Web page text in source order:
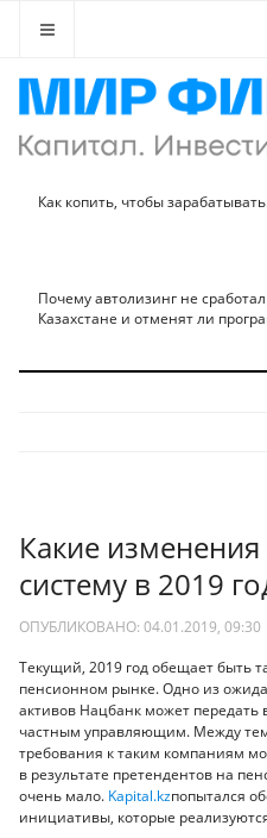
Как копить, чтобы
Почему автолизинг не
Казахстане и отменят ли
Какие
систему в 2019
ОПУБЛИКОВАНО: 04.01.2019, 09:30
Текущий, 2019 год обещает быть
пенсионном рынке. Одно из
активов Нацбанк может передать
частным управляющим. Между
требования к таким компаниям
в результате претендентов на
очень мало. Kapital.kzпопытался
инициативы, которые